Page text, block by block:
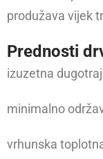
produžava vijek
Prednosti
izuzetna
minimalno
vrhunska